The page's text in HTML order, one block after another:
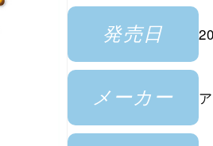
発売日
メーカー